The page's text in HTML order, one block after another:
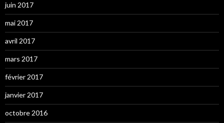
juin 2017
mai 2017
avril 2017
mars 2017
février 2017
janvier 2017
octobre 2016